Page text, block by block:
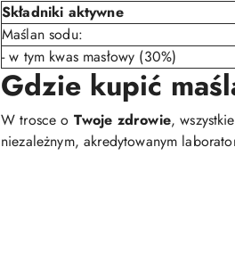
Składniki aktywne
Maślan sodu:
- w tym kwas masłowy (30%)
Gdzie kupić
W trosce o Twoje zdrowie,
niezależnym, akredytowanym